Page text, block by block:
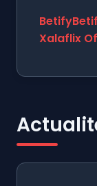
Betify
Xalaflix